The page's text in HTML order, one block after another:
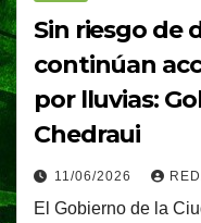
Sin riesgo de
continúan
por lluvias:
Chedraui
11/06/2026
El Gobierno de la